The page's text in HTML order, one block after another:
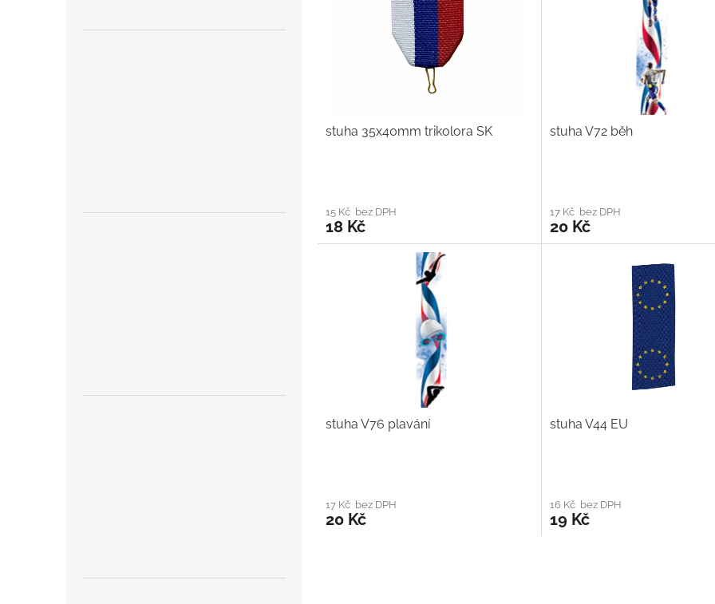
stuha 35x40mm trikolora SK
15 Kč bez DPH
18 Kč
stuha V72 běh
17 Kč bez DPH
20 Kč
stuha V76 plavání
17 Kč bez DPH
20 Kč
stuha V44 EU
16 Kč bez DPH
19 Kč